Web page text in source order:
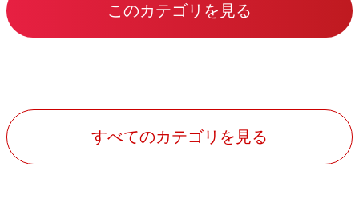
このカテゴリを見る
すべてのカテゴリを見る